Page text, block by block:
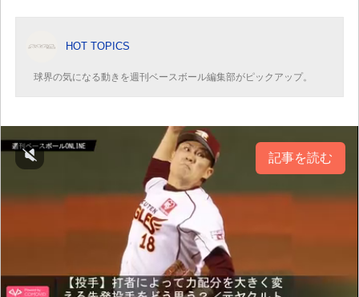
HOT TOPICS
球界の気になる動きを週刊ベースボール編集部がピックアップ。
記事を読む